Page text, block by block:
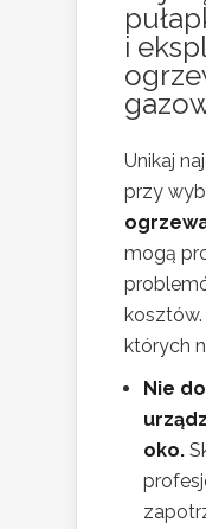
i
Unikaj
przy
mogą
kosztów.
których
Nie
oko.